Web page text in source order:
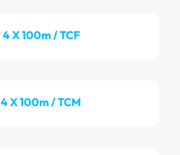
4 X 100m / TCF
4 X 100m / TCM